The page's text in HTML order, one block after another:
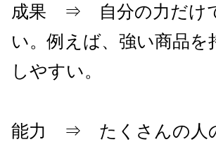
成果 ⇒ 自分の力だけ
い。例えば、強い商品
しやすい。
能力 ⇒ たくさんの人